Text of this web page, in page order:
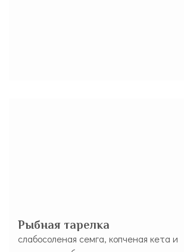
Рыбная тарелка
слабосоленая семга, копченая кета и